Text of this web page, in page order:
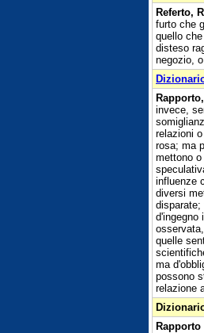
Referto,
furto che
quello
disteso
negozio,
invece,
relazioni
rosa; ma
mettono
influenze
diversi
d'ingegno
quelle
ma
possono
relazione
Rapporto